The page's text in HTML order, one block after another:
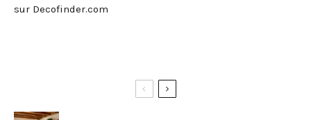
sur Decofinder.com